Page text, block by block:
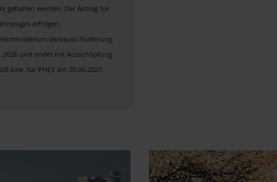
gehalten werden. Der Antrag für
erfolgen.
eauto-förderung.
und endet mit Ausschöpfung
bzw. für PHEV am 30.06.2027.